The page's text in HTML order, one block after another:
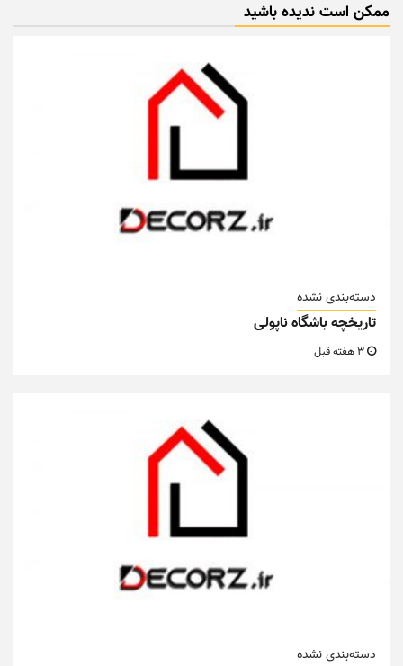
ممکن است ندیده باشید
دسته‌بندی نشده
تاریخچه باشگاه ناپولی
دسته‌بندی نشده